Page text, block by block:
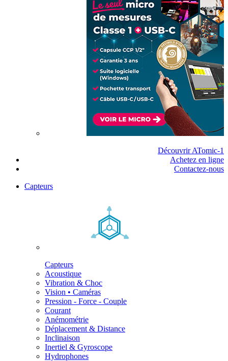
Découvrir ATomic-1
Achetez en ligne
Contactez-nous
Capteurs
Capteurs
Acoustique
Vibration & Choc
Vision • Caméras
Pression - Force - Couple
Courant
Anémométrie
Déplacement & Distance
Inclinaison
Inertiel & Gyroscope
Hydrophones